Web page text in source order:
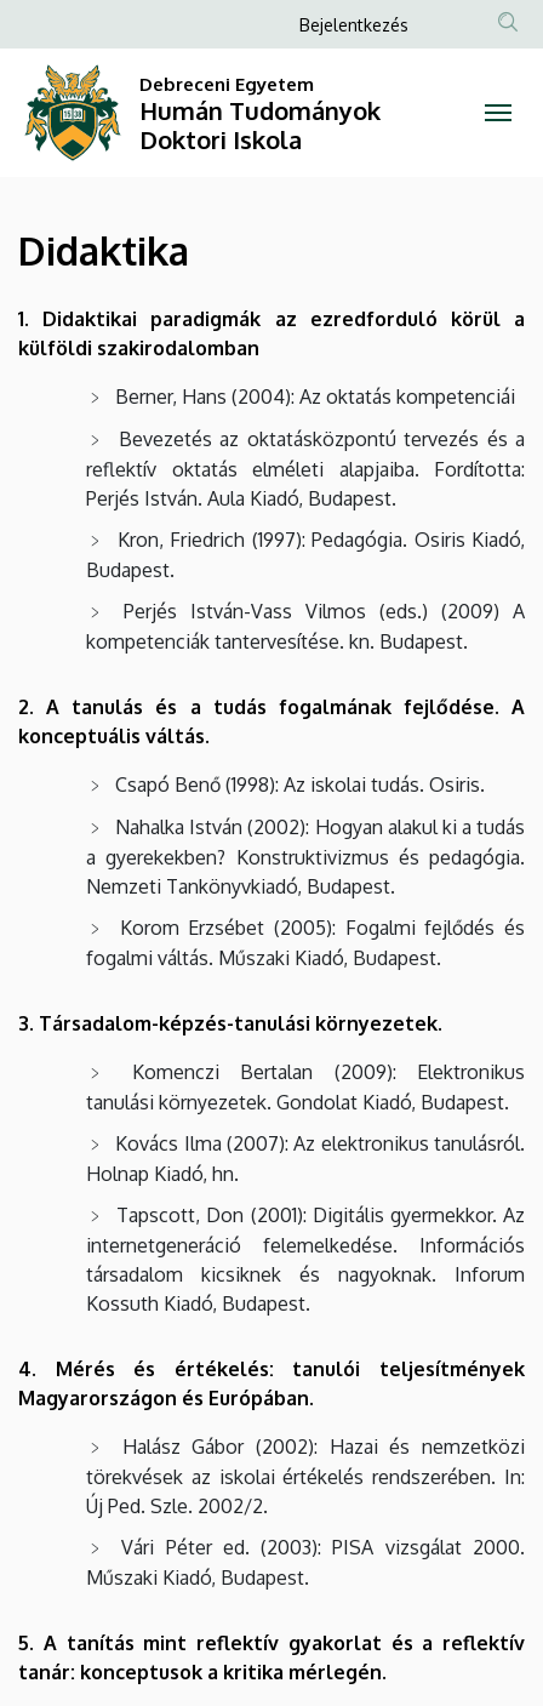
Humán
Tudományok
Doktori
Iskola
a
tartalomra
Anonim
fiók
menüje
Bejelentkezés
Debreceni Egyetem
Humán Tudományok
Doktori Iskola
Didaktika
1. Didaktikai paradigmák az ezredforduló körül a
külföldi szakirodalomban
Berner, Hans (2004): Az oktatás kompetenciái
Bevezetés az oktatásközpontú tervezés és a
reflektív oktatás elméleti alapjaiba. Fordította:
Perjés István. Aula Kiadó, Budapest.
Kron, Friedrich (1997): Pedagógia. Osiris Kiadó,
Budapest.
Perjés István-Vass Vilmos (eds.) (2009) A
kompetenciák tantervesítése. kn. Budapest.
2. A tanulás és a tudás fogalmának fejlődése. A
konceptuális váltás.
Csapó Benő (1998): Az iskolai tudás. Osiris.
Nahalka István (2002): Hogyan alakul ki a tudás
a gyerekekben? Konstruktivizmus és pedagógia.
Nemzeti Tankönyvkiadó, Budapest.
Korom Erzsébet (2005): Fogalmi fejlődés és
fogalmi váltás. Műszaki Kiadó, Budapest.
3. Társadalom-képzés-tanulási környezetek.
Komenczi Bertalan (2009): Elektronikus
tanulási környezetek. Gondolat Kiadó, Budapest.
Kovács Ilma (2007): Az elektronikus tanulásról.
Holnap Kiadó, hn.
Tapscott, Don (2001): Digitális gyermekkor. Az
internetgeneráció felemelkedése. Információs
társadalom kicsiknek és nagyoknak. Inforum
Kossuth Kiadó, Budapest.
4. Mérés és értékelés: tanulói teljesítmények
Magyarországon és Európában.
Halász Gábor (2002): Hazai és nemzetközi
törekvések az iskolai értékelés rendszerében. In:
Új Ped. Szle. 2002/2.
Vári Péter ed. (2003): PISA vizsgálat 2000.
Műszaki Kiadó, Budapest.
5. A tanítás mint reflektív gyakorlat és a reflektív
tanár: konceptusok a kritika mérlegén.